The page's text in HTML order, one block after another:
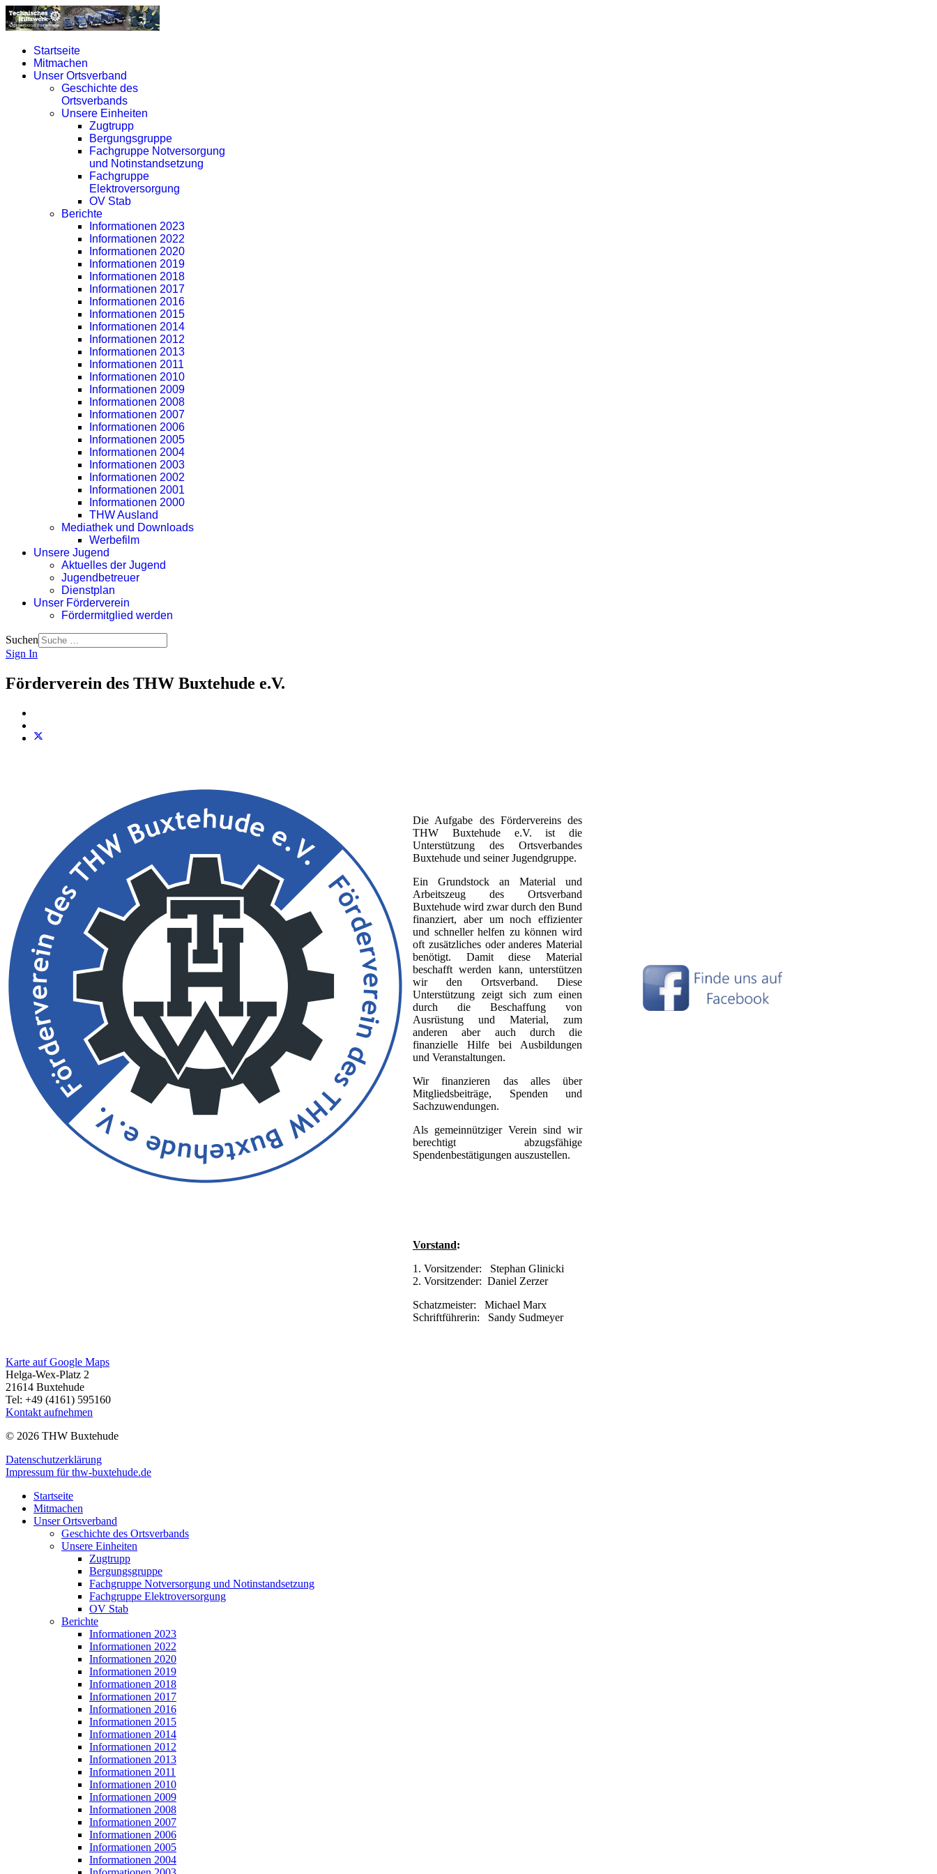
Startseite
Mitmachen
Unser Ortsverband
Geschichte des
Ortsverbands
Unsere Einheiten
Zugtrupp
Bergungsgruppe
Fachgruppe Notversorgung
und Notinstandsetzung
Fachgruppe
Elektroversorgung
OV Stab
Berichte
Informationen 2023
Informationen 2022
Informationen 2020
Informationen 2019
Informationen 2018
Informationen 2017
Informationen 2016
Informationen 2015
Informationen 2014
Informationen 2012
Informationen 2013
Informationen 2011
Informationen 2010
Informationen 2009
Informationen 2008
Informationen 2007
Informationen 2006
Informationen 2005
Informationen 2004
Informationen 2003
Informationen 2002
Informationen 2001
Informationen 2000
THW Ausland
Mediathek und Downloads
Werbefilm
Unsere Jugend
Aktuelles der Jugend
Jugendbetreuer
Dienstplan
Unser Förderverein
Fördermitglied werden
Suchen
Sign In
Förderverein des THW Buxtehude e.V.
Die Aufgabe des Fördervereins des
THW Buxtehude e.V. ist die
Unterstützung des Ortsverbandes
Buxtehude und seiner Jugendgruppe.
Ein Grundstock an Material und
Arbeitszeug des Ortsverband
Buxtehude wird zwar durch den Bund
finanziert, aber um noch effizienter
und schneller helfen zu können wird
oft zusätzliches oder anderes Material
benötigt. Damit diese Material
beschafft werden kann, unterstützen
wir den Ortsverband. Diese
Unterstützung zeigt sich zum einen
durch die Beschaffung von
Ausrüstung und Material, zum
anderen aber auch durch die
finanzielle Hilfe bei Ausbildungen
und Veranstaltungen.
Wir finanzieren das alles über
Mitgliedsbeiträge, Spenden und
Sachzuwendungen.
Als gemeinnütziger Verein sind wir
berechtigt abzugsfähige
Spendenbestätigungen auszustellen.
Vorstand:
1. Vorsitzender: Stephan Glinicki
2. Vorsitzender: Daniel Zerzer
Schatzmeister: Michael Marx
Schriftführerin: Sandy Sudmeyer
Karte auf Google Maps
Helga-Wex-Platz 2
21614 Buxtehude
Tel: +49 (4161) 595160
Kontakt aufnehmen
© 2026 THW Buxtehude
Datenschutzerklärung
Impressum für thw-buxtehude.de
Startseite
Mitmachen
Unser Ortsverband
Geschichte des Ortsverbands
Unsere Einheiten
Zugtrupp
Bergungsgruppe
Fachgruppe Notversorgung und Notinstandsetzung
Fachgruppe Elektroversorgung
OV Stab
Berichte
Informationen 2023
Informationen 2022
Informationen 2020
Informationen 2019
Informationen 2018
Informationen 2017
Informationen 2016
Informationen 2015
Informationen 2014
Informationen 2012
Informationen 2013
Informationen 2011
Informationen 2010
Informationen 2009
Informationen 2008
Informationen 2007
Informationen 2006
Informationen 2005
Informationen 2004